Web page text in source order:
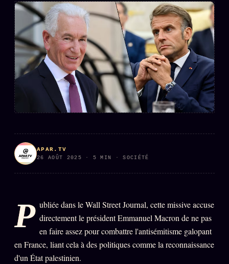
PRÉDICTIONS INFOFICTION
L'ORACLE Z/S 12 PRODUITS
Chat Oracle
Oracle z/S
Oracle Couples
Oracle Parfum
Oracle Anniversaire
Oracle Carte du Jour
APAR.TV
26 AOÛT 2025 · 5 MIN · SOCIÉTÉ
P ubliée dans le Wall Street Journal, cette missive accuse
directement le président Emmanuel Macron de ne pas
en faire assez pour combattre l'antisémitisme galopant
en France, liant cela à des politiques comme la reconnaissance
d'un État palestinien.